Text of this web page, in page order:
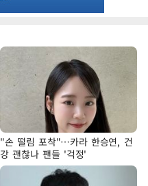
"손 떨림 포착"…카라 한승연, 건
강 괜찮나 팬들 '걱정'